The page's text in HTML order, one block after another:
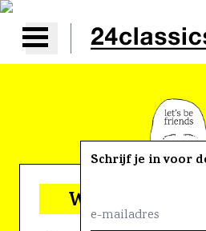
Open main menu
Word ook
Schrijf je in voor